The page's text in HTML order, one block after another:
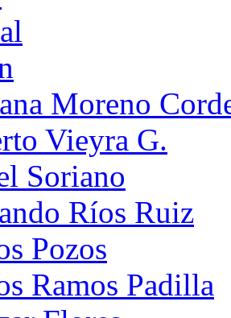
Moreno
Vieyra G.
Soriano
Ríos Ruiz
Pozos
Ramos Padilla